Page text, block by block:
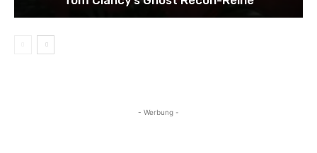
- Werbung -